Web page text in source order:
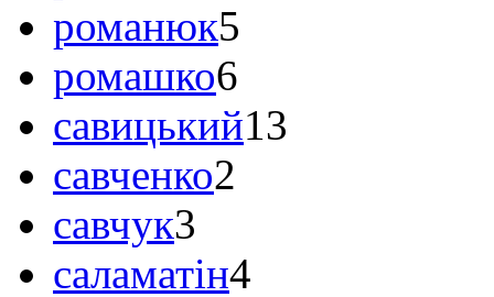
романюк5
ромашко6
савицький13
савченко2
савчук3
саламатін4